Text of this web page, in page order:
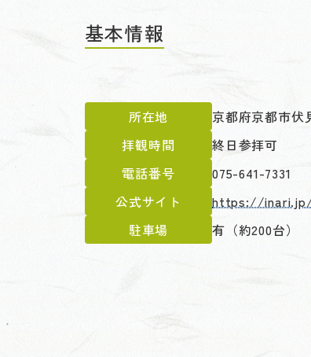
基本情報
所在地
京都府京都市伏
拝観時間
終日参拝可
電話番号
075-641-7331
公式サイト
https://
駐車場
有（約200台）